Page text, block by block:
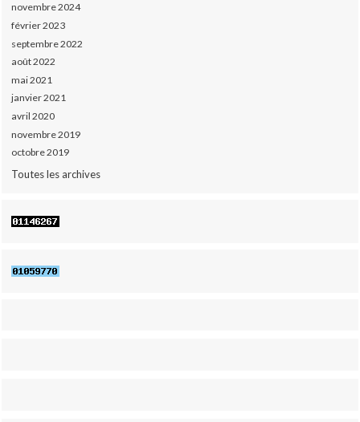
novembre 2024
février 2023
septembre 2022
août 2022
mai 2021
janvier 2021
avril 2020
novembre 2019
octobre 2019
Toutes les archives